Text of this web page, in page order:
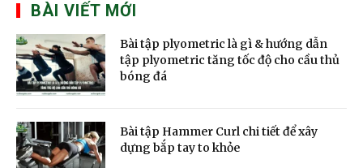
BÀI VIẾT MỚI
Bài tập plyometric là gì & hướng dẫn
tập plyometric tăng tốc độ cho cầu thủ
bóng đá
Bài tập Hammer Curl chi tiết để xây
dựng bắp tay to khỏe